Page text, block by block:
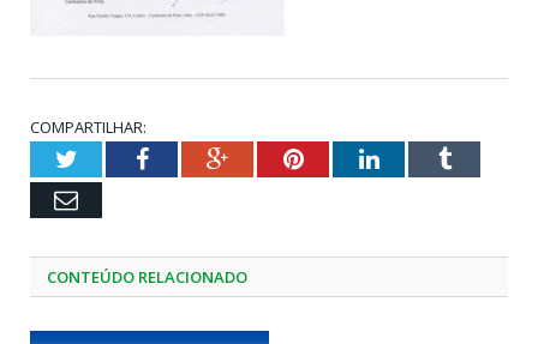
COMPARTILHAR:
TwitterFacebookGoogle+PinterestLinkedInTumblr
Email
CONTEÚDO RELACIONADO